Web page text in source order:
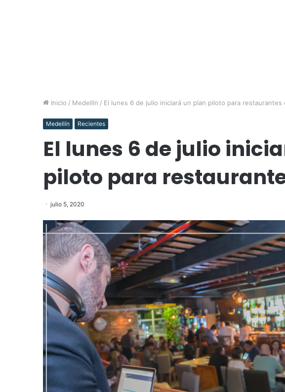
Inicio / Medellín / El lunes 6 de julio iniciará un plan piloto para restaurantes
Medellín Recientes
El lunes 6 de julio
piloto para
julio 5, 2020